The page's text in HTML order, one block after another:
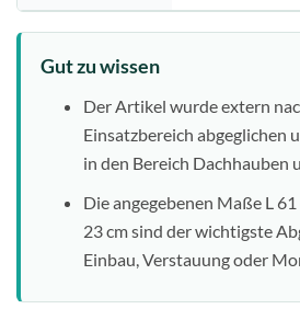
Gut zu wissen
Der Artikel wurde extern
Einsatzbereich abgeglichen
in den Bereich Dachhauben
Die angegebenen Maße L
23 cm sind der wichtigste
Einbau, Verstauung oder